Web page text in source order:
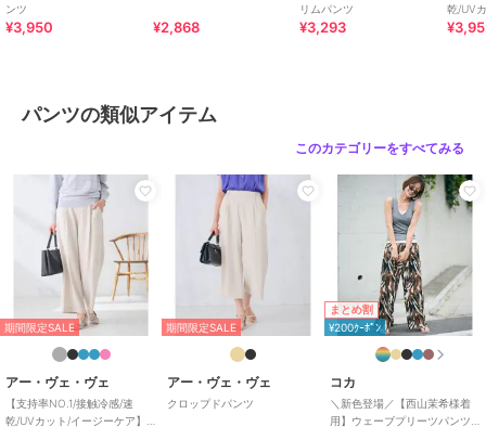
≪お気に入り登録機能の使い方≫
※商品画像は、光の当たり具合やパソコンなどの閲覧環境により
実際の色味と異なって見える場合がございます。
商品の色味の目安は商品単体の画像をご参照ください。
※34(XSサイズ)・42(XLサイズ)はWEB・一部限定店舗での販売です。
期間限定セール開催中
ブランド アー・ヴェ・ヴェ
ショップ アー・ヴェ・ヴェ
ンツ
¥3,950 ¥2,868
リムパンツ
¥3,293
乾/UV
スッキ
パンツの類似アイテム
このカテゴリーをすべてみる
期間限定SALE
アー・ヴェ・ヴェ
【支持率NO.1/接触冷感/速
乾/UVカット/イージーケア】
期間限定SALE
アー・ヴェ・ヴェ
クロップドパンツ
まとめ割
¥200ｸｰﾎﾟﾝ
コカ
＼新色登場／【西山茉希様着
用】ウェーブプリーツパンツ